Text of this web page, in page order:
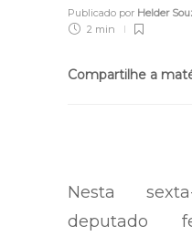
Publicado por Helder
2 min
Compartilhe a
Nesta
deputado